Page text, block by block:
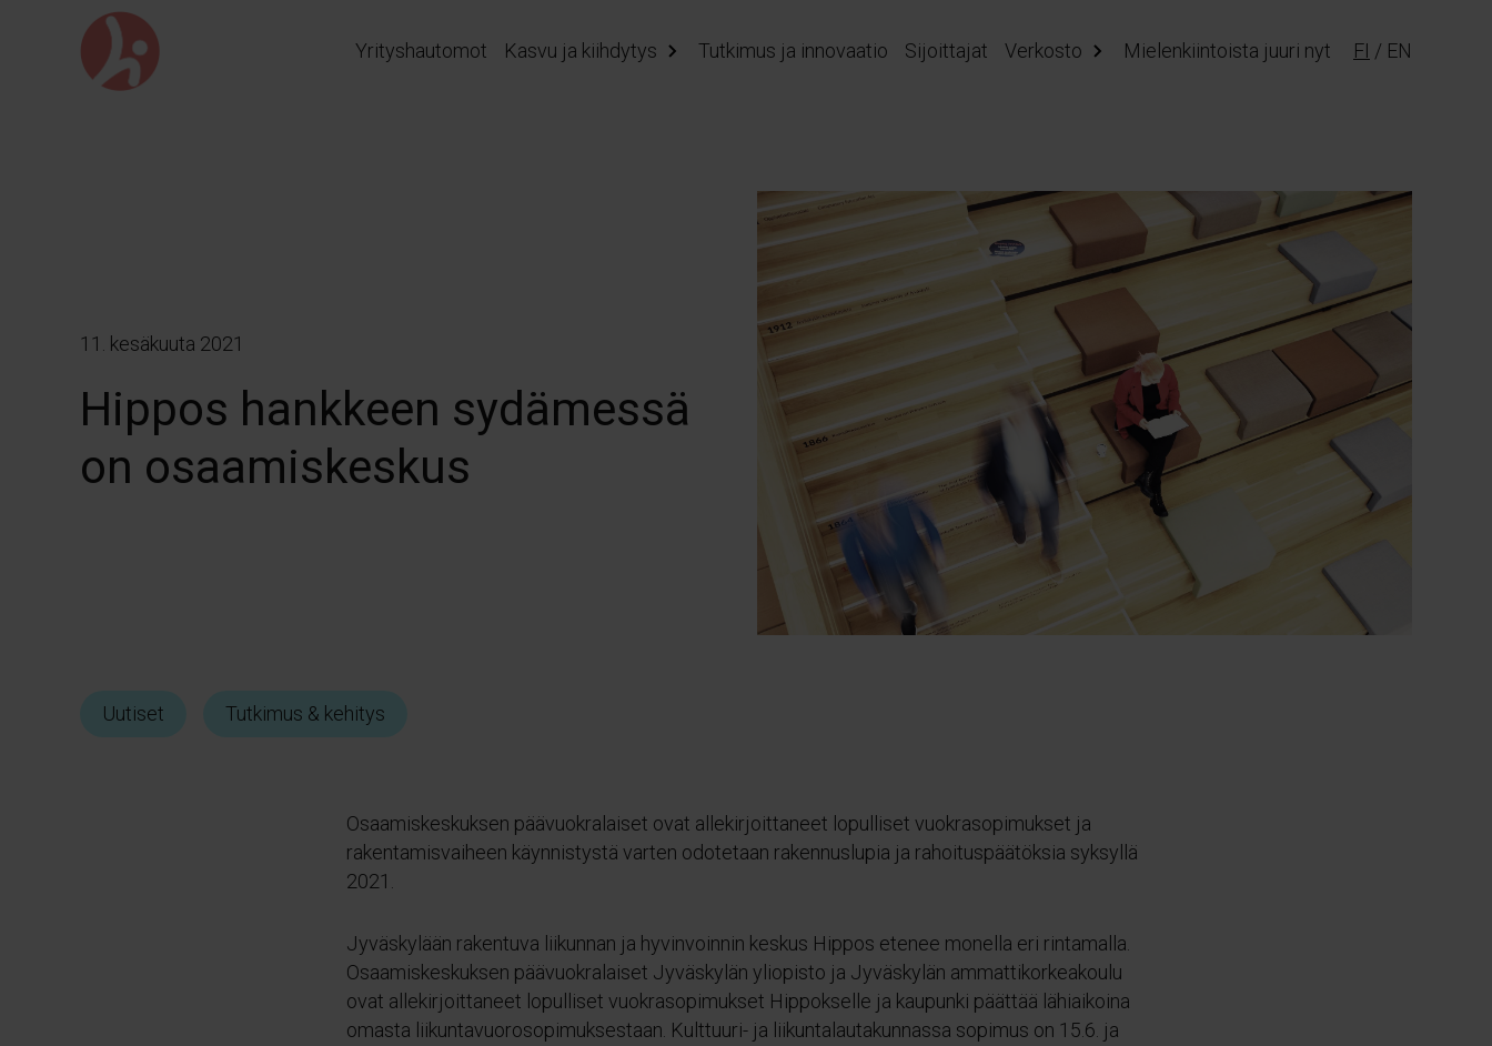
Yrityshautomot Kasvu ja kiihdytys Tutkimus ja innovaatio Sijoittajat Verkosto Mielenkiintoista juuri nyt FI / EN
11. kesäkuuta 2021
Hippos hankkeen sydämessä
on osaamiskeskus
Uutiset Tutkimus & kehitys
Osaamiskeskuksen päävuokralaiset ovat allekirjoittaneet lopulliset vuokrasopimukset ja
rakentamisvaiheen käynnistystä varten odotetaan rakennuslupia ja rahoituspäätöksia syksyllä
2021.
Jyväskylään rakentuva liikunnan ja hyvinvoinnin keskus Hippos etenee monella eri rintamalla.
Osaamiskeskuksen päävuokralaiset Jyväskylän yliopisto ja Jyväskylän ammattikorkeakoulu
ovat allekirjoittaneet lopulliset vuokrasopimukset Hippokselle ja kaupunki päättää lähiaikoina
omasta liikuntavuorosopimuksestaan. Kulttuuri- ja liikuntalautakunnassa sopimus on 15.6. ja